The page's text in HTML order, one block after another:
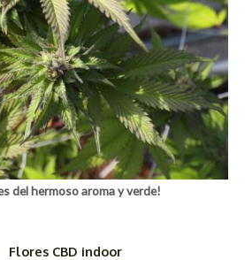
del hermoso aroma y verde!
Flores CBD indoor